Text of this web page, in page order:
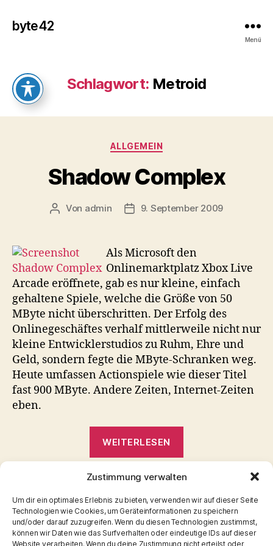
Zustimmung verwalten
Um dir ein optimales Erlebnis zu bieten, verwenden wir auf dieser Seite
Technologien wie Cookies, um Geräteinformationen zu speichern
und/oder darauf zuzugreifen. Wenn du diesen Technologien zustimmst,
können wir Daten wie das Surfverhalten oder eindeutige IDs auf dieser
Website verarbeiten. Wenn du deine Zustimmung nicht erteilst oder
byte42
Menü
Schlagwort: Metroid
Kategorien
ALLGEMEIN
Shadow Complex
Beitragsautor
Von admin Veröffentlichungsdatum
9. September 2009
Als Microsoft den
Onlinemarktplatz Xbox Live
Arcade eröffnete, gab es nur kleine, einfach
gehaltene Spiele, welche die Größe von 50
MByte nicht überschritten. Der Erfolg des
Onlinegeschäftes verhalf mittlerweile nicht nur
kleine Entwicklerstudios zu Ruhm, Ehre und
Geld, sondern fegte die MByte-Schranken weg.
Heute umfassen Actionspiele wie dieser Titel
fast 900 MByte. Andere Zeiten, Internet-Zeiten
eben.
WEITERLESEN
Shadow Complex ,Spielbesprechung
Xbox
Live